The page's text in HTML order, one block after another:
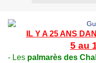
IL Y A 25 ANS
5 au
- Les palmarès des